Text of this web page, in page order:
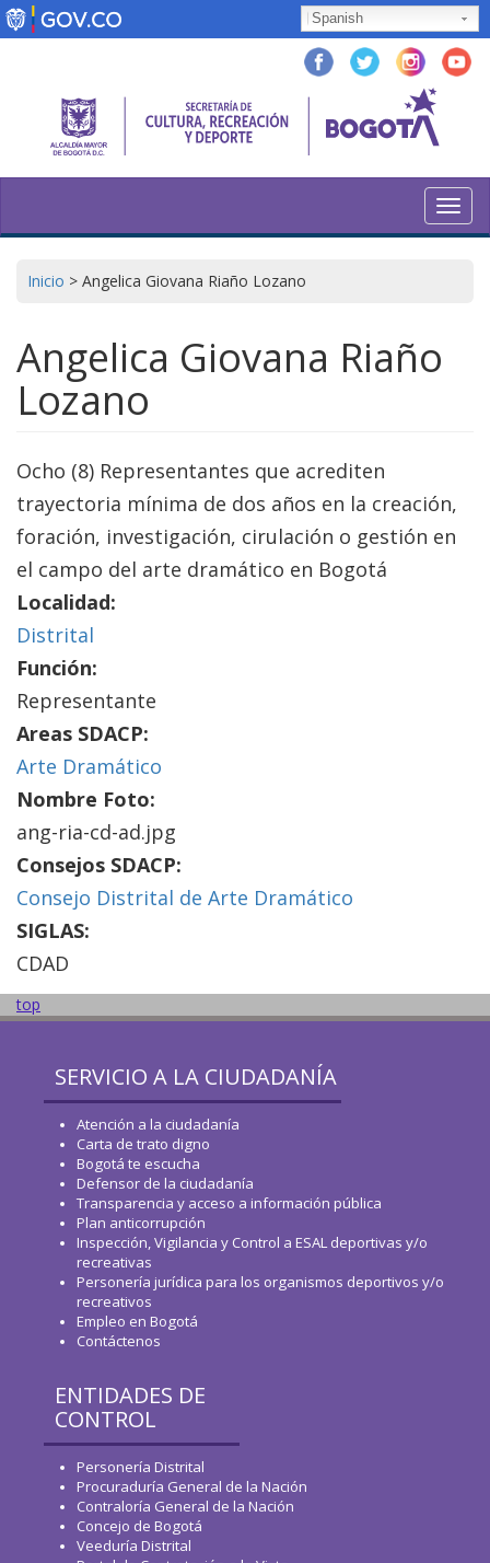
Pasar
al
Spanish
Inicio > Angelica Giovana Riaño Lozano
Angelica Giovana Riaño
Lozano
Ocho (8) Representantes que acrediten
trayectoria mínima de dos años en la creación,
foración, investigación, cirulación o gestión en
el campo del arte dramático en Bogotá
Localidad:
Distrital
Función:
Representante
Areas SDACP:
Arte Dramático
Nombre Foto:
ang-ria-cd-ad.jpg
Consejos SDACP:
Consejo Distrital de Arte Dramático
SIGLAS:
CDAD
top
SERVICIO A LA CIUDADANÍA
Atención a la ciudadanía
Carta de trato digno
Bogotá te escucha
Defensor de la ciudadanía
Transparencia y acceso a información pública
Plan anticorrupción
Inspección, Vigilancia y Control a ESAL deportivas y/o
recreativas
Personería jurídica para los organismos deportivos y/o
recreativos
Empleo en Bogotá
Contáctenos
ENTIDADES DE
CONTROL
Personería Distrital
Procuraduría General de la Nación
Contraloría General de la Nación
Concejo de Bogotá
Veeduría Distrital